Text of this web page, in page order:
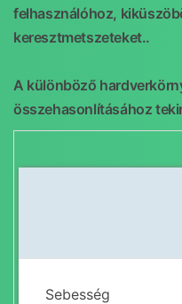
felhasználóhoz,
keresztmetszeteket..
A különböző
összehasonlításához
Sebesség